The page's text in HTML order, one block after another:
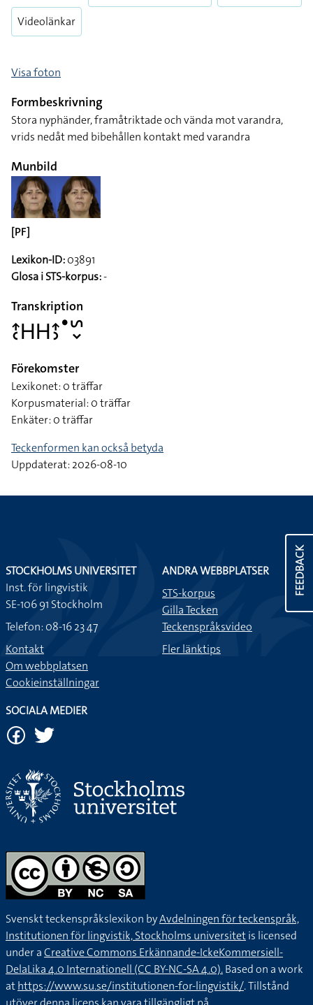
Videolänkar
Visa foton
Formbeskrivning
Stora nyphänder, framåtriktade och vända mot varandra,
vrids nedåt med bibehållen kontakt med varandra
Munbild
[PF]
Lexikon-ID:03891
Glosa i STS-korpus:-
Transkription
􌤴􌥗􌤲􌤲􌤴􌤶􌤟􌥲􌦀
Förekomster
Lexikonet: 0 träffar
Korpusmaterial: 0 träffar
Enkäter: 0 träffar
Teckenformen kan också betyda
Uppdaterat: 2026-08-10
FEEDBACK
STOCKHOLMS UNIVERSITET
Inst. för lingvistik
SE-106 91 Stockholm
Telefon: 08-16 23 47
Kontakt
Om webbplatsen
Cookieinställningar
ANDRA WEBBPLATSER
STS-korpus
Gilla Tecken
Teckenspråksvideo
Fler länktips
SOCIALA MEDIER
Svenskt teckenspråkslexikon byAvdelningen för teckenspråk,
Institutionen för lingvistik, Stockholms universitetis licensed
under aCreative Commons Erkännande-IckeKommersiell-
DelaLika 4.0 Internationell (CC BY-NC-SA 4.0).Based on a work
athttps://www.su.se/institutionen-for-lingvistik/. Tillstånd